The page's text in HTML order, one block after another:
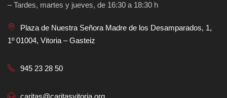
– Tardes, martes y jueves, de 16:30 a 18:30 h
Plaza de Nuestra Señora Madre de los Desamparados, 1,
1º 01004, Vitoria – Gasteiz
945 23 28 50